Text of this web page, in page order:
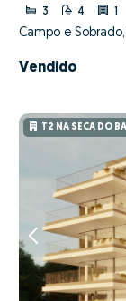
3 4 1
Campo e
Vendido
T2 NA SECA DO